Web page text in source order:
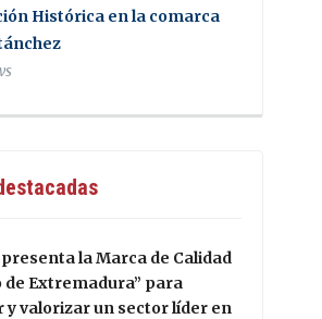
Histórica en la comarca
presenta la Marca de Calidad
de Extremadura” para
y valorizar un sector líder en